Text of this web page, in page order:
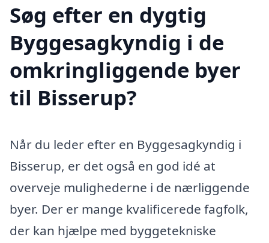
Søg efter en dygtig
Byggesagkyndig i de
omkringliggende byer
til Bisserup?
Når du leder efter en Byggesagkyndig i
Bisserup, er det også en god idé at
overveje mulighederne i de nærliggende
byer. Der er mange kvalificerede fagfolk,
der kan hjælpe med byggetekniske